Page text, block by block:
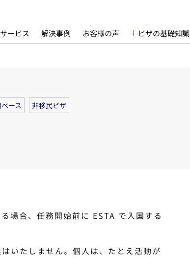
サービス 解決事例 お客様の声 ビザの基礎知識
ース 非移民ビザ
場合、任務開始前に ESTA で入国する
いたしません。個人は、たとえ活動が